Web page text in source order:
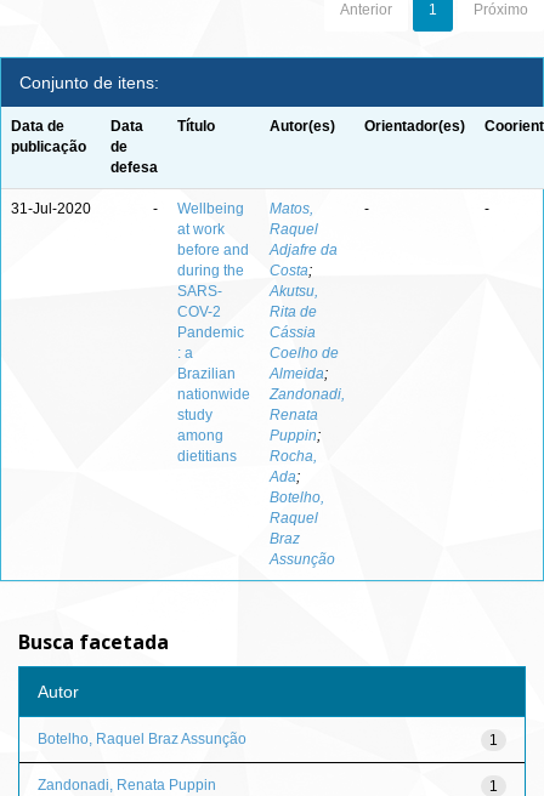
Anterior 1 Próximo
Conjunto de itens:
Data de
publicação
Data
de
defesa
Título Autor(es) Orientador(es)
31-Jul-2020 -
Wellbeing
at work
before and
during the
SARS-
COV-2
Pandemic
: a
Brazilian
nationwide
study
among
dietitians
Matos,
Raquel
Adjafre da
Costa;
Akutsu,
Rita de
Cássia
Coelho de
Almeida;
Zandonadi,
Renata
Puppin;
Rocha,
Ada;
Botelho,
Raquel
Braz
Assunção
- -
Busca facetada
Autor
1
Botelho, Raquel Braz Assunção
1
Zandonadi, Renata Puppin